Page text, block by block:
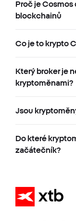
Proč je Cosmos
blockchainů
Co je to krypto
Který broker je
kryptoměnami?
Jsou
Do které
začátečník?